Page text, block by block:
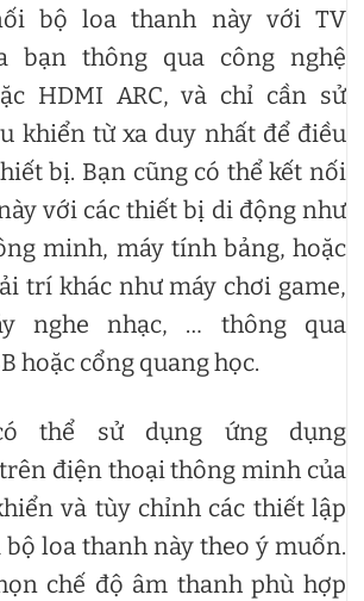
bộ loa thanh này với TV
bạn thông qua công nghệ
HDMI ARC, và chỉ cần sử
khiển từ xa duy nhất để điều
bị. Bạn cũng có thể kết nối
với các thiết bị di động như
minh, máy tính bảng, hoặc
trí khác như máy chơi game,
nghe nhạc, … thông qua
hoặc cổng quang học.
thể sử dụng ứng dụng
điện thoại thông minh của
và tùy chỉnh các thiết lập
bộ loa thanh này theo ý muốn.
chế độ âm thanh phù hợp